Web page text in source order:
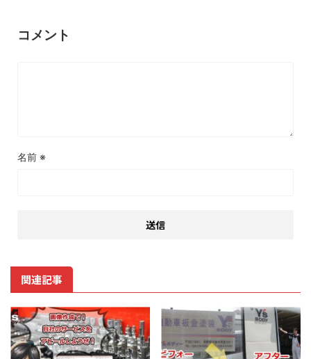
コメント
名前 ※
関連記事